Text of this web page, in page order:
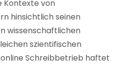
Kontexte von
hinsichtlich seinen
wissenschaftlichen
szientifischen
Schreibbetrieb haftet